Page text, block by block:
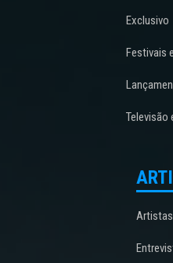
Exclusivo
Festivais
Televisão
Artistas